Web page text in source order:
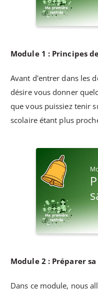
Module 1 : Principes
Avant d'entrer dans les
désire vous donner
que vous puissiez tenir
scolaire étant plus
Module 2 : Préparer
Dans ce module, nous